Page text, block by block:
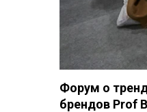
Форум о
брендов Prof